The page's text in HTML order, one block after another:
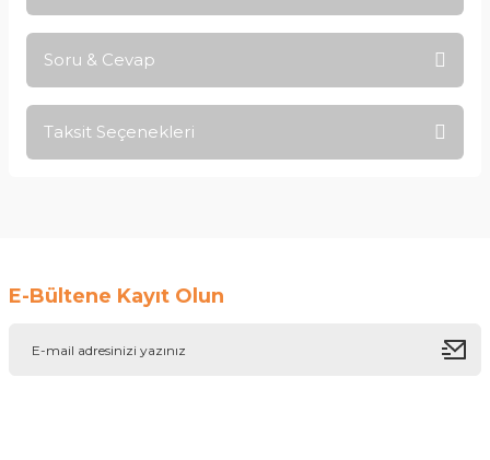
Soru & Cevap
Taksit Seçenekleri
E-Bültene Kayıt Olun